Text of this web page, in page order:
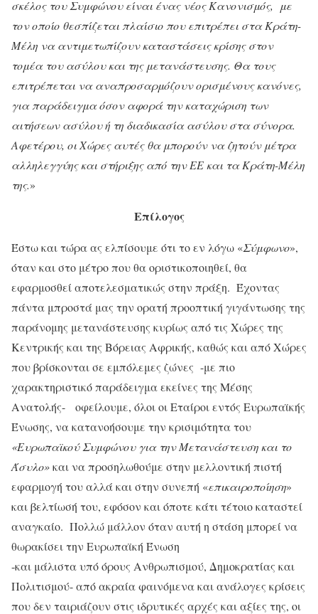
σκέλος του Συμφώνου είναι ένας νέος Κανονισμός, με
τον οποίο θεσπίζεται πλαίσιο που επιτρέπει στα Κράτη-
Μέλη να αντιμετωπίζουν καταστάσεις κρίσης στον
τομέα του ασύλου και της μετανάστευσης. Θα τους
επιτρέπεται να αναπροσαρμόζουν ορισμένους κανόνες,
για παράδειγμα όσον αφορά την καταχώριση των
αιτήσεων ασύλου ή τη διαδικασία ασύλου στα σύνορα.
Αφετέρου, οι Χώρες αυτές θα μπορούν να ζητούν μέτρα
αλληλεγγύης και στήριξης από την ΕΕ και τα Κράτη-Μέλη
της.»
Επίλογος
Έστω και τώρα ας ελπίσουμε ότι το εν λόγω «Σύμφωνο»,
όταν και στο μέτρο που θα οριστικοποιηθεί, θα
εφαρμοσθεί αποτελεσματικώς στην πράξη. Έχοντας
πάντα μπροστά μας την ορατή προοπτική γιγάντωσης της
παράνομης μετανάστευσης κυρίως από τις Χώρες της
Κεντρικής και της Βόρειας Αφρικής, καθώς και από Χώρες
που βρίσκονται σε εμπόλεμες ζώνες -με πιο
χαρακτηριστικό παράδειγμα εκείνες της Μέσης
Ανατολής- οφείλουμε, όλοι οι Εταίροι εντός Ευρωπαϊκής
Ένωσης, να κατανοήσουμε την κρισιμότητα του
«Ευρωπαϊκού Συμφώνου για την Μετανάστευση και το
Άσυλο»και να προσηλωθούμε στην μελλοντική πιστή
εφαρμογή του αλλά και στην συνεπή «επικαιροποίηση»
και βελτίωσή του, εφόσον και όποτε κάτι τέτοιο καταστεί
αναγκαίο. Πολλώ μάλλον όταν αυτή η στάση μπορεί να
θωρακίσει την Ευρωπαϊκή Ένωση
-και μάλιστα υπό όρους Ανθρωπισμού, Δημοκρατίας και
Πολιτισμού- από ακραία φαινόμενα και ανάλογες κρίσεις
που δεν ταιριάζουν στις ιδρυτικές αρχές και αξίες της, οι